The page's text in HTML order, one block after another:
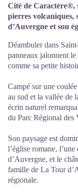
Cité de Caractère®,
pierres volcaniques,
d’Auvergne et son
Déambuler dans
panneaux jalonnent
comme sa petite
Campé sur une
au sud et la vallée de
écrin naturel
du Parc Régional des
Son paysage est
l’église romane,
d’Auvergne, et le
famille de La Tour
régionale.